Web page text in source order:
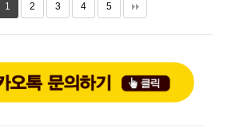
1 2 3 4 5